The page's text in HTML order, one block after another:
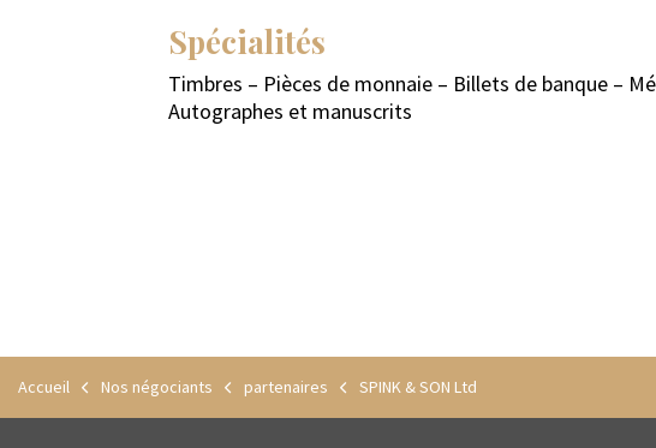
Spécialités
Timbres – Pièces de monnaie – Billets de banque –
Autographes et manuscrits
Accueil Nos négociants partenaires SPINK & SON Ltd